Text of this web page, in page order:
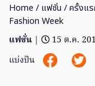
Home / แฟชั่น / ครั้งแร
Fashion Week
แฟชั่น |
15 ต.ค.
แบ่งปัน